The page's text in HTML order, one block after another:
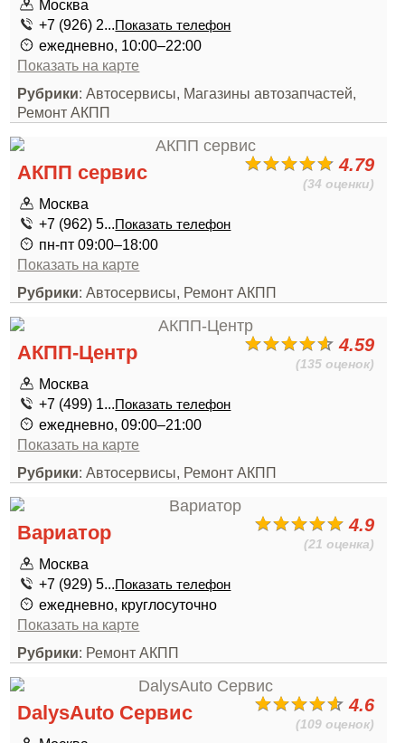
Москва
+7 (926) 2...Показать телефон
ежедневно, 10:00–22:00
Показать на карте
Рубрики: Автосервисы, Магазины автозапчастей,
Ремонт АКПП
4.79
(34 оценки)
АКПП сервис
Москва
+7 (962) 5...Показать телефон
пн-пт 09:00–18:00
Показать на карте
Рубрики: Автосервисы, Ремонт АКПП
4.59
(135 оценок)
АКПП-Центр
Москва
+7 (499) 1...Показать телефон
ежедневно, 09:00–21:00
Показать на карте
Рубрики: Автосервисы, Ремонт АКПП
4.9
(21 оценка)
Вариатор
Москва
+7 (929) 5...Показать телефон
ежедневно, круглосуточно
Показать на карте
Рубрики: Ремонт АКПП
4.6
(109 оценок)
DalysAuto Сервис